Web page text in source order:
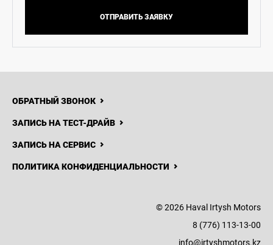
ОТПРАВИТЬ ЗАЯВКУ
ОБРАТНЫЙ ЗВОНОК
ЗАПИСЬ НА ТЕСТ-ДРАЙВ
ЗАПИСЬ НА СЕРВИС
ПОЛИТИКА КОНФИДЕНЦИАЛЬНОСТИ
© 2026 Haval Irtysh Motors
8 (776) 113-13-00
info@irtyshmotors.kz